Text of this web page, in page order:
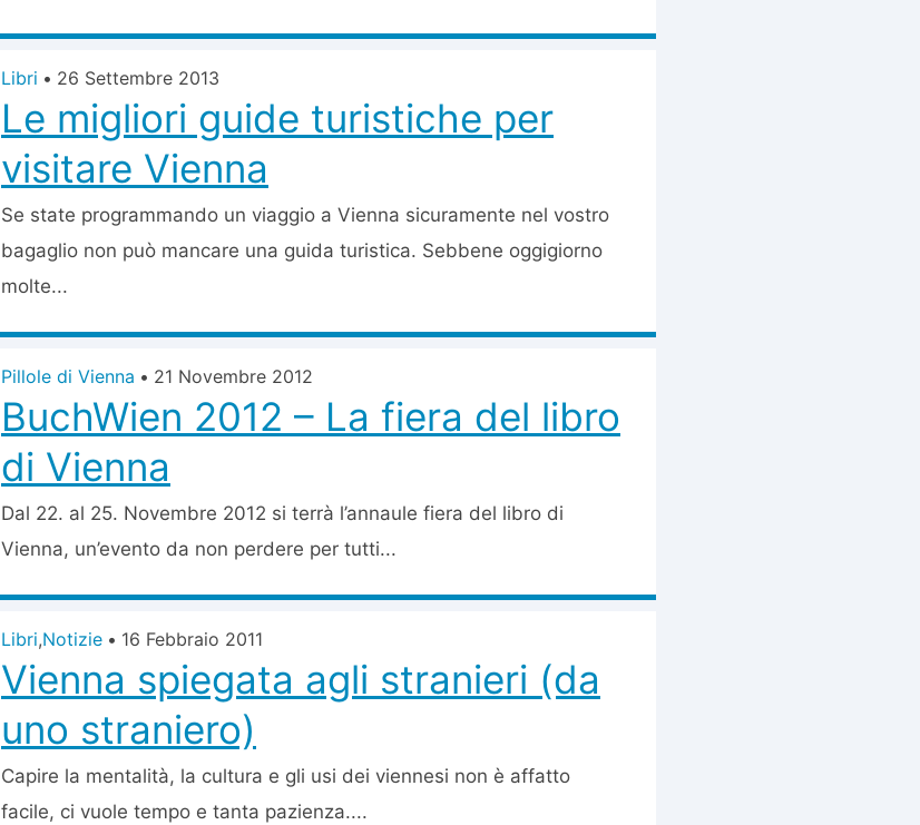
Libri • 26 Settembre 2013
Le migliori guide turistiche per
visitare Vienna
Se state programmando un viaggio a Vienna sicuramente nel vostro
bagaglio non può mancare una guida turistica. Sebbene oggigiorno
molte...
Pillole di Vienna • 21 Novembre 2012
BuchWien 2012 – La fiera del libro
di Vienna
Dal 22. al 25. Novembre 2012 si terrà l’annaule fiera del libro di
Vienna, un’evento da non perdere per tutti...
Libri,Notizie • 16 Febbraio 2011
Vienna spiegata agli stranieri (da
uno straniero)
Capire la mentalità, la cultura e gli usi dei viennesi non è affatto
facile, ci vuole tempo e tanta pazienza....